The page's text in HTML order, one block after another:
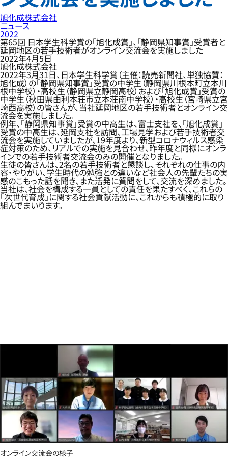
旭化成株式会社
ニュース
2022
第65回 日本学生科学賞の「旭化成賞」、「静岡県知事賞」受賞者と
延岡地区の若手技術者がオンライン交流会を実施しました
2022年4月5日
旭化成株式会社
2022年3月31日、日本学生科学賞（主催：読売新聞社、単独協賛：
旭化成）の「静岡県知事賞」受賞の中学生（静岡県川根本町立本川
根中学校）・高校生（静岡県立静岡高校）および「旭化成賞」受賞の
中学生（秋田県由利本荘市立本荘南中学校）・高校生（宮崎県立宮
崎西高校）の皆さんが、当社延岡地区の若手技術者とオンライン交
流会を実施しました。
例年、「静岡県知事賞」受賞の中高生は、富士支社を、「旭化成賞」
受賞の中高生は、延岡支社を訪問、工場見学および若手技術者交
流会を実施していましたが、19年度より、新型コロナウィルス感染
症対策のため、リアルでの実施を見合わせ、昨年度と同様にオンラ
インでの若手技術者交流会のみの開催となりました。
生徒の皆さんは、2名の若手技術者と懇談し、それぞれの仕事の内
容・やりがい、学生時代の勉強との違いなど社会人の先輩たちの実
感のこもった話を聞き、また活発に質問をして、交流を深めました。
当社は、社会を構成する一員としての責任を果たすべく、これらの
「次世代育成」に関する社会貢献活動に、これからも積極的に取り
組んでまいります。
オンライン交流会の様子